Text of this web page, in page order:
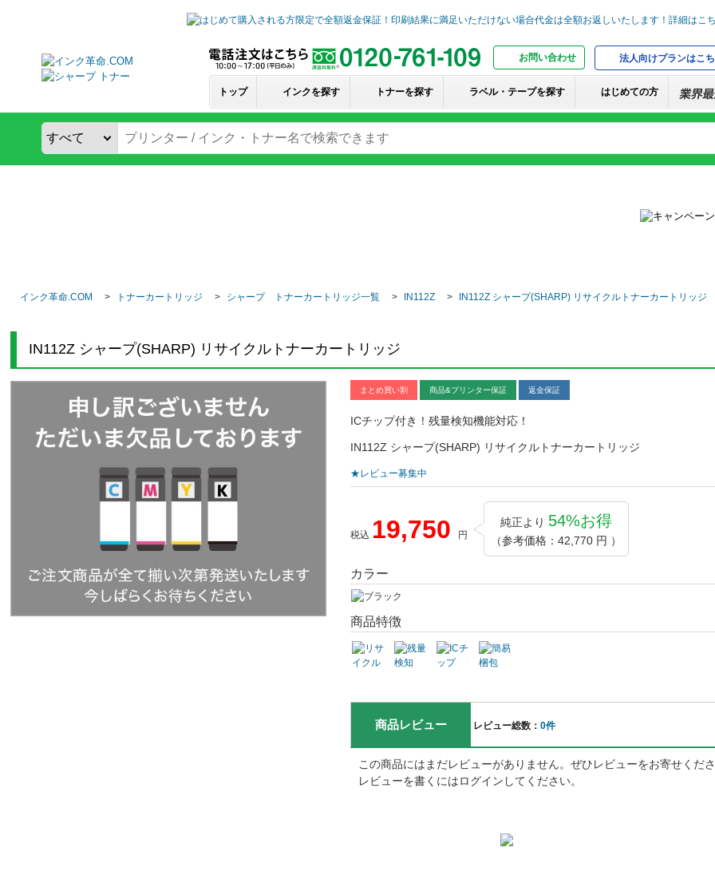
お問い合わせ 法人向けプランはこ
トップ インクを探す トナーを探す ラベル・テープを探す はじめての方
インク革命.COM トナーカートリッジ シャープ トナーカートリッジ一覧 IN112Z IN112Z シャープ(SHARP) リサイクルトナーカートリッジ
IN112Z シャープ(SHARP) リサイクルトナーカートリッジ
まとめ買い割 商品&プリンター保証 返金保証
ICチップ付き！残量検知機能対応！
IN112Z シャープ(SHARP) リサイクルトナーカートリッジ
★レビュー募集中
税込 19,750 円
純正より 54%お得
（参考価格：42,770 円 ）
カラー
商品特徴
商品レビュー レビュー総数： 0件
この商品にはまだレビューがありません。ぜひレビューをお寄せくだ
レビューを書くにはログインしてください。